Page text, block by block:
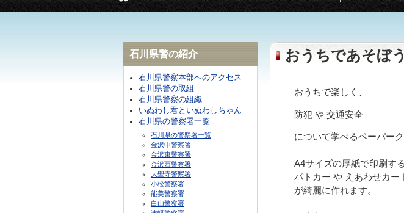
おうちであそぼ
おうちで楽しく、
防犯 や 交通安全
について学べるペーパー
A4サイズの厚紙で印刷する
パトカー や えあわせカー
が綺麗に作れます。
石川県警の紹介
石川県警察本部へのアクセス
石川県警の取組
石川県警察の組織
いぬわし君といぬわしちゃん
石川県の警察署一覧
石川県の警察署一覧
金沢中警察署
金沢東警察署
金沢西警察署
大聖寺警察署
小松警察署
能美警察署
白山警察署